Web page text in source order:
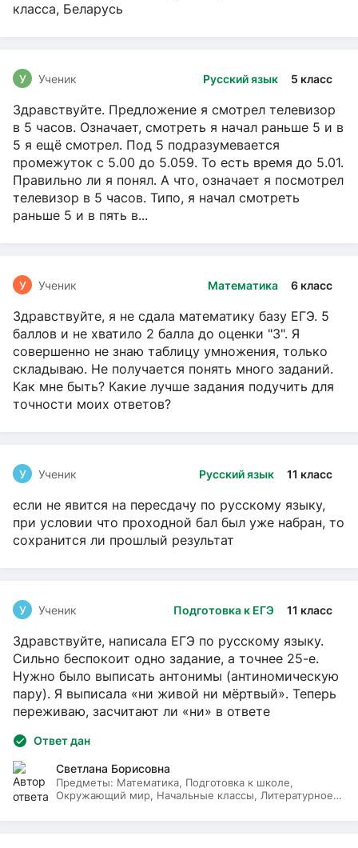
класса, Беларусь
Русский язык 5 класс
У Ученик
Здравствуйте. Предложение я смотрел телевизор
в 5 часов. Означает, смотреть я начал раньше 5 и в
5 я ещё смотрел. Под 5 подразумевается
промежуток с 5.00 до 5.059. То есть время до 5.01.
Правильно ли я понял. А что, означает я посмотрел
телевизор в 5 часов. Типо, я начал смотреть
раньше 5 и в пять в...
Математика 6 класс
У Ученик
Здравствуйте, я не сдала математику базу ЕГЭ. 5
баллов и не хватило 2 балла до оценки "3". Я
совершенно не знаю таблицу умножения, только
складываю. Не получается понять много заданий.
Как мне быть? Какие лучше задания подучить для
точности моих ответов?
Русский язык 11 класс
У Ученик
если не явится на пересдачу по русскому языку,
при условии что проходной бал был уже набран, то
сохранится ли прошлый результат
Подготовка к ЕГЭ 11 класс
У Ученик
Здравствуйте, написала ЕГЭ по русскому языку.
Сильно беспокоит одно задание, а точнее 25-е.
Нужно было выписать антонимы (антиномическую
пару). Я выписала «ни живой ни мёртвый». Теперь
переживаю, засчитают ли «ни» в ответе
Ответ дан
Светлана Борисовна
Предметы: Математика, Подготовка к школе,
Окружающий мир, Начальные классы, Литературное